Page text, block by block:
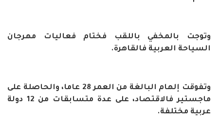
وتوجت بالمخفي باللقب فختام فعاليات مهرجان
السياحة العربية فالقاهرة.
وتفوقت إلهام البالغة من العمر 28 عاما، والحاصلة على
ماجستير فالاقتصاد، على عدة متسابقات من 12 دولة
عربية مختلفة.